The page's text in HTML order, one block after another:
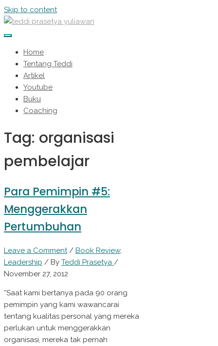
Skip to content
Home
Tentang Teddi
Artikel
Youtube
Buku
Coaching
Tag: organisasi
pembelajar
Para Pemimpin #5:
Menggerakkan
Pertumbuhan
Leave a Comment / Book Review,
Leadership / By Teddi Prasetya /
November 27, 2012
“Saat kami bertanya pada 90 orang
pemimpin yang kami wawancarai
tentang kualitas personal yang mereka
perlukan untuk menggerakkan
organisasi, mereka tak pernah